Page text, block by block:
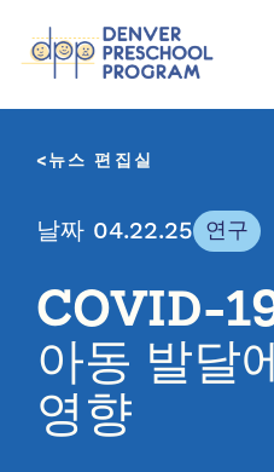
뉴스 편집실
날짜 04.22.25 연구
COVID-
아동 발달
영향